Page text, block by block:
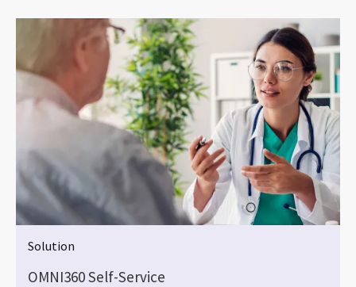
Solution
OMNI360 Self-Service